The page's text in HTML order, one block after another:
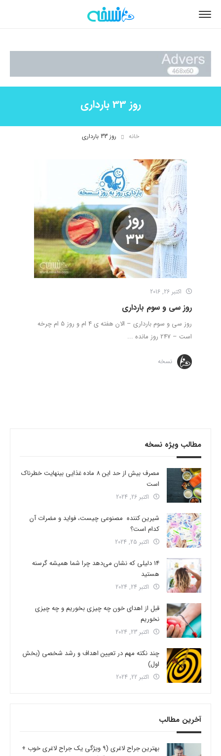
روز 33 بارداری
خانه روز 33 بارداری
اکتبر 26, 2016
روز سی و سوم بارداری
روز سی و سوم بارداری – الان هفته ی 4 ام و روز 5 ام چرخه
است – 247 روز مانده ...
نسخه
مطالب ویژه نسخه
مصرف بیش از حد این 8 ماده غذایی بینهایت خطرناک
است
اکتبر 26, 2024
شیرین کننده مصنوعی چیست، فواید و مضرات آن
کدام است؟
اکتبر 25, 2024
14 دلیلی که نشان می‌دهد چرا شما همیشه گرسنه
هستید
اکتبر 24, 2024
قبل از اهدای خون چه چیزی بخوریم و چه چیزی
نخوریم
اکتبر 23, 2024
چند نکته مهم در تعیین اهداف و رشد شخصی (بخش
اول)
اکتبر 22, 2024
آخرین مطالب
بهترین جراح لاغری (9 ویژگی یک جراح لاغری خوب +